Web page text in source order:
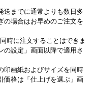
までに通常よりも数日多
の場合はお早めのご注文を
時に注文することはできま
の設定」画面以降で適用さ
印画紙およびサイズを同時
価格は「仕上げを選ぶ」画